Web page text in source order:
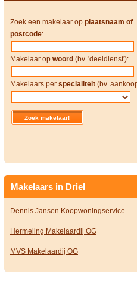
Zoek een makelaar op plaatsnaam of
postcode:
Makelaar op woord (bv. 'deeldienst'):
Makelaars per specialiteit (bv.
Makelaars in Driel
Dennis Jansen Koopwoningservice
Hermeling Makelaardij OG
MVS Makelaardij OG